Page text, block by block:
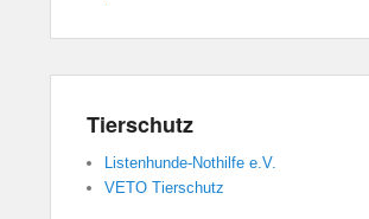
Tierschutz
Listenhunde-Nothilfe e.V.
VETO Tierschutz